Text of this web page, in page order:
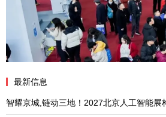
最新信息
智耀京城,链动三地！2027北京人工智能展